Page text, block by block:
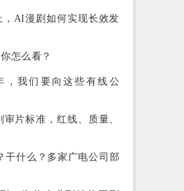
，AI漫剧如何实现长效发
怎么看？
，我们要向这些有线公
片标准，红线、质量、
干什么？多家广电公司部